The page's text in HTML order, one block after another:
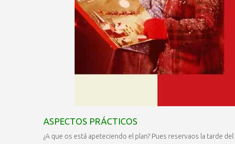
ASPECTOS PRÁCTICOS
¿A que os está apeteciendo el plan? Pues reservaos la tarde del